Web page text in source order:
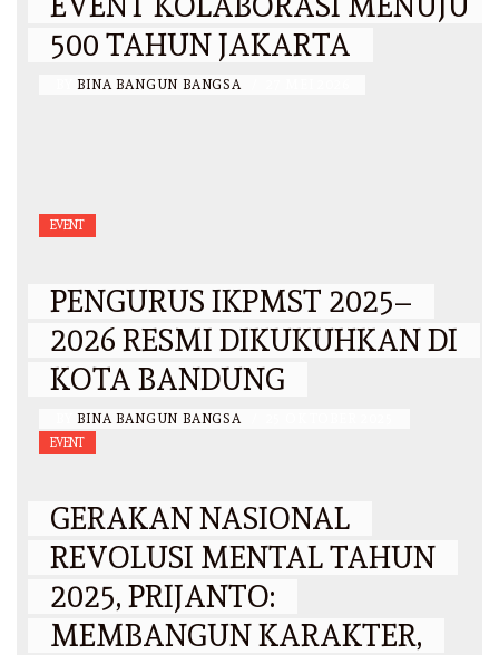
500 TAHUN JAKARTA
BINA BANGUN BANGSA
EVENT
PENGURUS IKPMST 2025–
2026 RESMI DIKUKUHKAN DI
KOTA BANDUNG
BINA BANGUN BANGSA
EVENT
GERAKAN NASIONAL
REVOLUSI MENTAL TAHUN
2025, PRIJANTO:
MEMBANGUN KARAKTER,